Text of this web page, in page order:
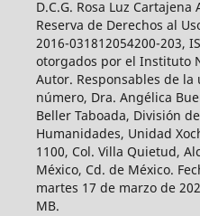
D.C.G. Rosa Luz
Reserva de Derechos al
2016-031812054200-203,
otorgados por el Instituto
Autor. Responsables de
número, Dra. Angélica
Beller Taboada, División
Humanidades, Unidad
1100, Col. Villa Quietud,
México, Cd. de México.
martes 17 de marzo de
MB.